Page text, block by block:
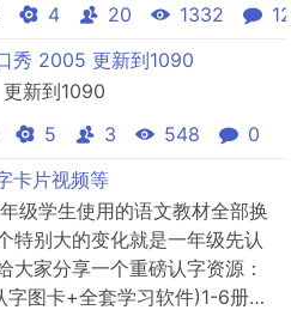
4 20 1332 12
秀 2005 更新到1090
新到1090
5 3 548 0
卡片视频等
级学生使用的语文教材全部换
特别大的变化就是一年级先认
大家分享一个重磅认字资源：
字图卡+全套学习软件)1-6册